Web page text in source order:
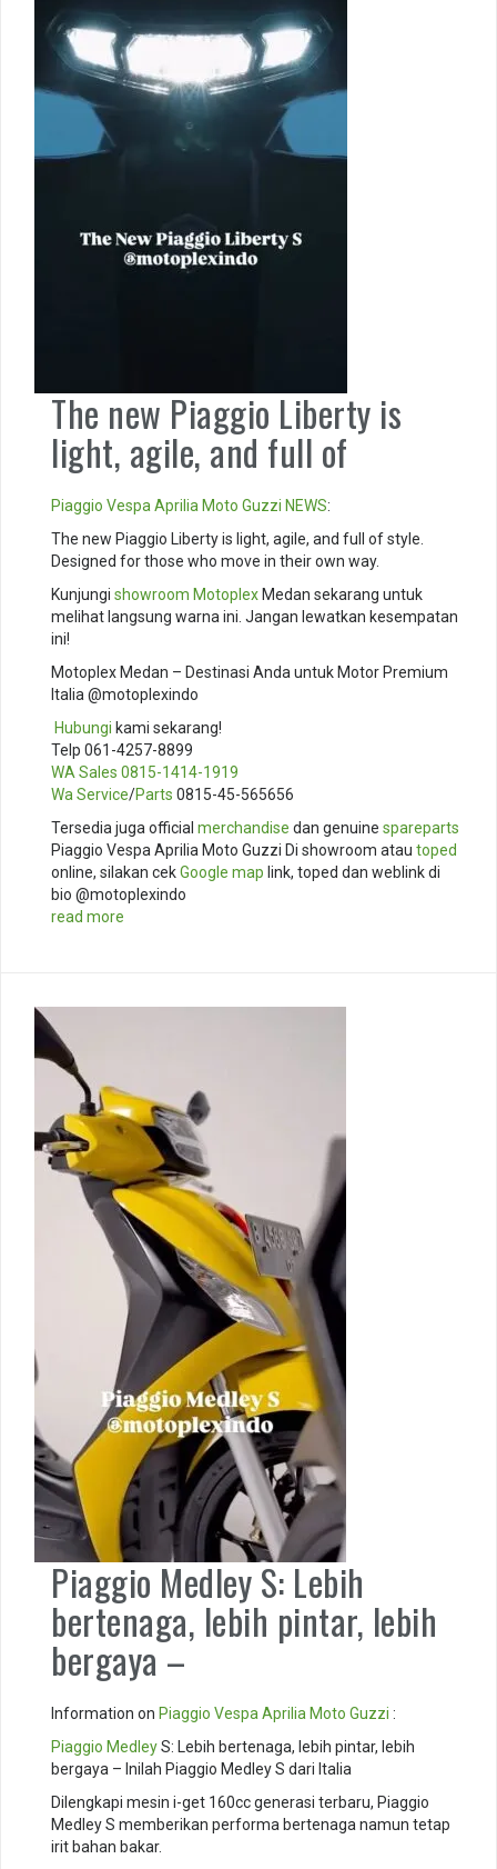
The new Piaggio Liberty is
light, agile, and full of
Piaggio Vespa Aprilia Moto Guzzi NEWS:
The new Piaggio Liberty is light, agile, and full of style.
Designed for those who move in their own way.
Kunjungi showroom Motoplex Medan sekarang untuk
melihat langsung warna ini. Jangan lewatkan kesempatan
ini!
Motoplex Medan – Destinasi Anda untuk Motor Premium
Italia @motoplexindo
Hubungi kami sekarang!
Telp 061-4257-8899
WA Sales 0815-1414-1919
Wa Service/Parts 0815-45-565656
Tersedia juga official merchandise dan genuine spareparts
Piaggio Vespa Aprilia Moto Guzzi Di showroom atau toped
online, silakan cekGoogle map link, toped dan weblink di
bio @motoplexindo
read more
Piaggio Medley S: Lebih
bertenaga, lebih pintar, lebih
bergaya –
Information on Piaggio Vespa Aprilia Moto Guzzi :
Piaggio MedleyS: Lebih bertenaga, lebih pintar, lebih
bergaya – Inilah Piaggio Medley S dari Italia
Dilengkapi mesin i-get 160cc generasi terbaru, Piaggio
Medley S memberikan performa bertenaga namun tetap
irit bahan bakar.